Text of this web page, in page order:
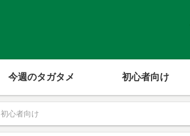
今週のタガタメ 初心者向け
初心者向け